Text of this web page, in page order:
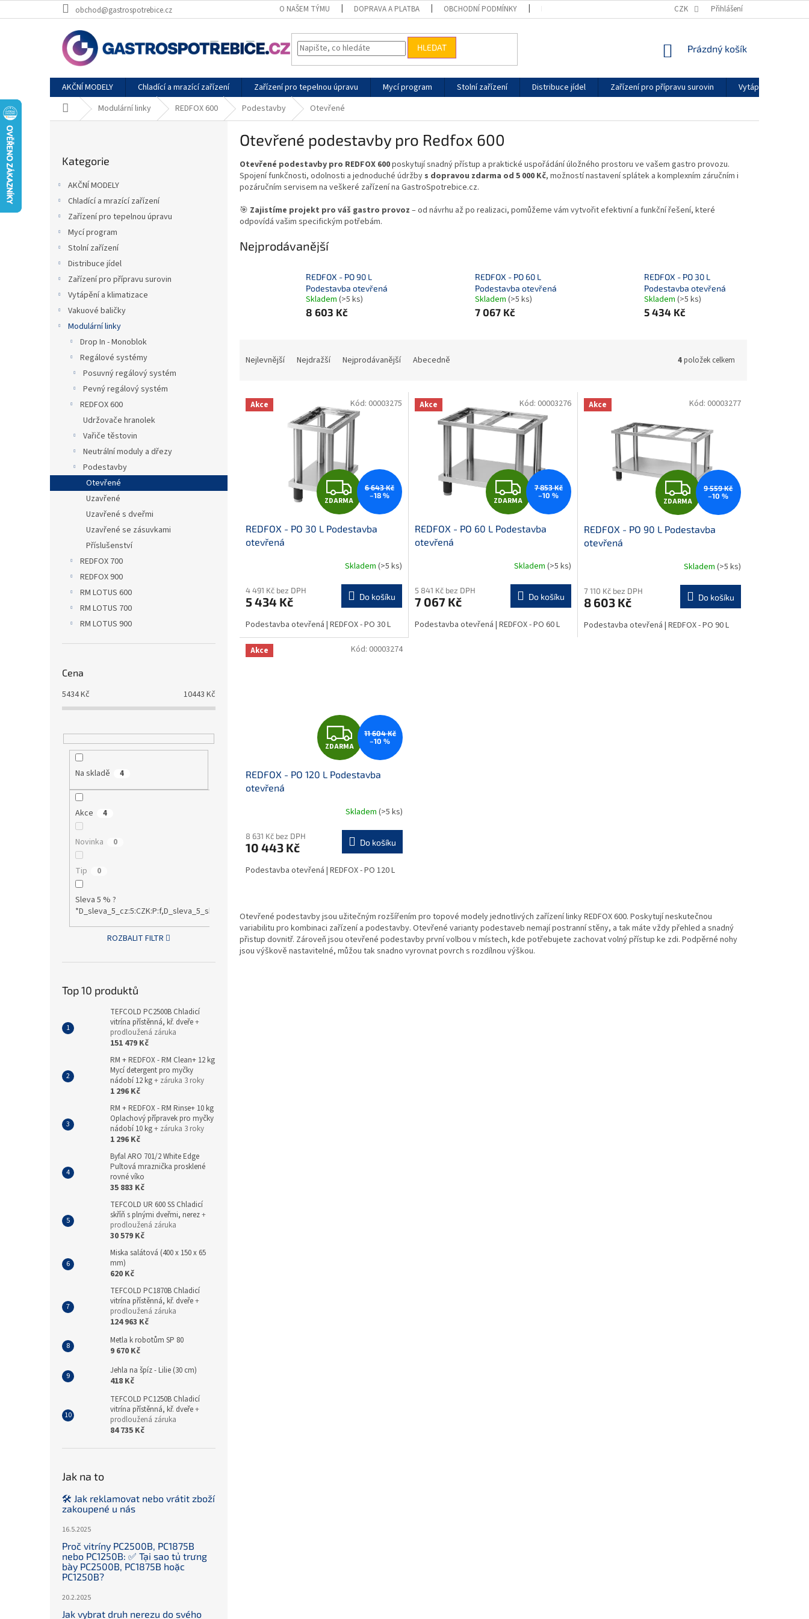
na
obchod@gastrospotrebice.cz O NAŠEM TÝMU DOPRAVA A PLATBA OBCHODNÍ PODMÍNKY ZÁRUČNÍ PODMÍNKY DODACÍ LHŮTY
CZK Přihlášení
HLEDAT
NÁKUPNÍ
Prázdný košík
AKČNÍ MODELY Chladící a mrazící zařízení Zařízení pro tepelnou úpravu Mycí program Stolní zařízení Distribuce jídel Zařízení pro přípravu surovin
Vytápění a
Domů Modulární linky REDFOX 600 Podestavby Otevřené
kategorie
Kategorie
AKČNÍ MODELY
Chladící a mrazící zařízení
Zařízení pro tepelnou úpravu
Mycí program
Stolní zařízení
Distribuce jídel
Zařízení pro přípravu surovin
Vytápění a klimatizace
Vakuové baličky
Modulární linky
Drop In - Monoblok
Regálové systémy
Posuvný regálový systém
Pevný regálový systém
REDFOX 600
Udržovače hranolek
Vařiče těstovin
Neutrální moduly a dřezy
Podestavby
Otevřené
Uzavřené
Uzavřené s dveřmi
Uzavřené se zásuvkami
Příslušenství
REDFOX 700
REDFOX 900
RM LOTUS 600
RM LOTUS 700
RM LOTUS 900
Cena
5434Kč 10443 Kč
Na skladě 4
Akce 4
Novinka 0
Tip 0
Sleva 5 % ?
*D_sleva_5_cz:5:CZK:P:f,D_sleva_5_sk:5:EUR:P:f!S1:0
ROZBALIT FILTR
Top 10 produktů
TEFCOLD PC2500B Chladicí
vitrína přístěnná, kř. dveře+
prodloužená záruka
151 479 Kč
RM + REDFOX - RM Clean+ 12 kg
Mycí detergent pro myčky
nádobí 12 kg+ záruka 3 roky
1 296 Kč
RM + REDFOX - RM Rinse+ 10 kg
Oplachový přípravek pro myčky
nádobí 10 kg+ záruka 3 roky
1 296 Kč
Byfal ARO 701/2 White Edge
Pultová mraznička prosklené
rovné víko
35 883 Kč
TEFCOLD UR 600 SS Chladicí
skříň s plnými dveřmi, nerez+
prodloužená záruka
30 579 Kč
Miska salátová (400 x 150 x 65
mm)
620 Kč
TEFCOLD PC1870B Chladicí
vitrína přístěnná, kř. dveře+
prodloužená záruka
124 963 Kč
Metla k robotům SP 80
9 670 Kč
Jehla na špíz - Lilie (30 cm)
418 Kč
TEFCOLD PC1250B Chladicí
vitrína přístěnná, kř. dveře+
prodloužená záruka
84 735 Kč
Jak na to
🛠️ Jak reklamovat nebo vrátit zboží
zakoupené u nás
16.5.2025
Proč vitríny PC2500B, PC1875B
nebo PC1250B: ✅ Tại sao tủ trưng
bày PC2500B, PC1875B hoặc
PC1250B?
20.2.2025
Jak vybrat druh nerezu do svého
Otevřené podestavby pro Redfox 600
Otevřené podestavby pro REDFOX 600poskytují snadný přístup a praktické uspořádání úložného prostoru ve vašem gastro provozu.
Spojení funkčnosti, odolnosti a jednoduché údržby s dopravou zdarma od 5 000 Kč, možností nastavení splátek a komplexním záručním i
pozáručním servisem na veškeré zařízení na GastroSpotrebice.cz.
🎯 Zajistíme projekt pro váš gastro provoz – od návrhu až po realizaci, pomůžeme vám vytvořit efektivní a funkční řešení, které
odpovídá vašim specifickým potřebám.
Nejprodávanější
REDFOX - PO 90 L
Podestavba otevřená
Skladem (>5 ks)
8 603 Kč
REDFOX - PO 60 L
Podestavba otevřená
Skladem (>5 ks)
7 067 Kč
REDFOX - PO 30 L
Podestavba otevřená
Skladem (>5 ks)
5 434 Kč
n
Nejlevnější Nejdražší Nejprodávanější Abecedně 4položek celkem
V Akce
Z
D
A
R
M
A
ZDARMA
6 643 Kč
–18 %
REDFOX - PO 30 L Podestavba
otevřená
Skladem (>5 ks)
4 491 Kč bez DPH
5 434 Kč Do košíku
Podestavba otevřená | REDFOX - PO 30 L
Kód: 00003275 Akce
Z
D
A
R
M
A
ZDARMA
7 853 Kč
–10 %
REDFOX - PO 60 L Podestavba
otevřená
Skladem (>5 ks)
5 841 Kč bez DPH
7 067 Kč Do košíku
Podestavba otevřená | REDFOX - PO 60 L
Kód: 00003276 Akce
Z
D
A
R
M
A
ZDARMA
9 559 Kč
–10 %
REDFOX - PO 90 L Podestavba
otevřená
Skladem (>5 ks)
7 110 Kč bez DPH
8 603 Kč Do košíku
Podestavba otevřená | REDFOX - PO 90 L
Kód: 00003277
Akce
Z
D
A
R
M
A
ZDARMA
11 604 Kč
–10 %
REDFOX - PO 120 L Podestavba
otevřená
Skladem (>5 ks)
8 631 Kč bez DPH
10 443 Kč Do košíku
Podestavba otevřená | REDFOX - PO 120 L
Kód: 00003274
l
á
d
a
Otevřené podestavby jsou užitečným rozšířením pro topové modely jednotlivých zařízení linky REDFOX 600. Poskytují neskutečnou
variabilitu pro kombinaci zařízení a podestavby. Otevřené varianty podestaveb nemají postranní stěny, a tak máte vždy přehled a snadný
přistup dovnitř. Zároveň jsou otevřené podestavby první volbou v místech, kde potřebujete zachovat volný přístup ke zdi. Podpěrné nohy
jsou výškově nastavitelné, můžou tak snadno vyrovnat povrch s rozdílnou výškou.